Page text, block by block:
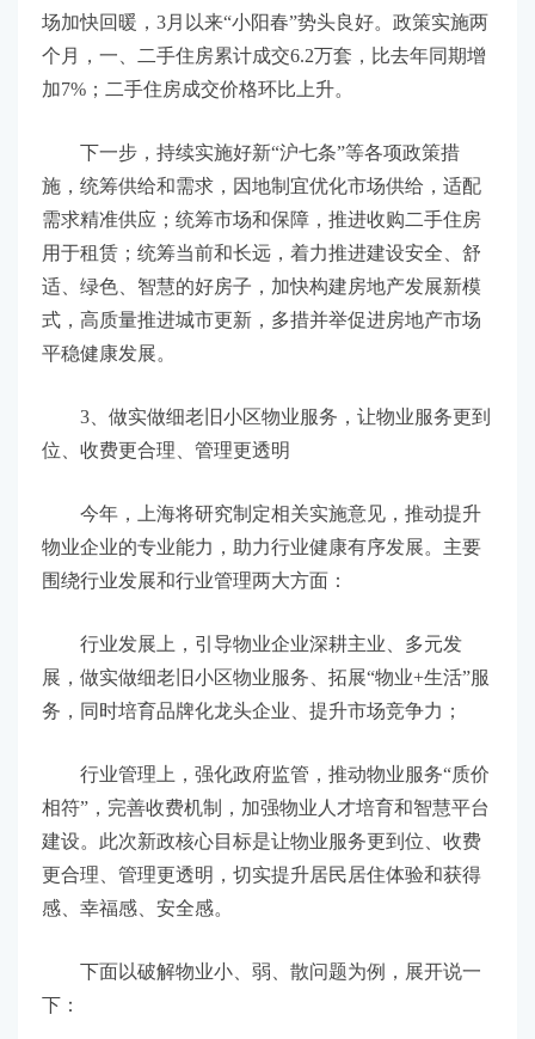
场加快回暖，3月以来“小阳春”势头良好。政策实施两
个月，一、二手住房累计成交6.2万套，比去年同期增
加7%；二手住房成交价格环比上升。
下一步，持续实施好新“沪七条”等各项政策措
施，统筹供给和需求，因地制宜优化市场供给，适配
需求精准供应；统筹市场和保障，推进收购二手住房
用于租赁；统筹当前和长远，着力推进建设安全、舒
适、绿色、智慧的好房子，加快构建房地产发展新模
式，高质量推进城市更新，多措并举促进房地产市场
平稳健康发展。
3、做实做细老旧小区物业服务，让物业服务更到
位、收费更合理、管理更透明
今年，上海将研究制定相关实施意见，推动提升
物业企业的专业能力，助力行业健康有序发展。主要
围绕行业发展和行业管理两大方面：
行业发展上，引导物业企业深耕主业、多元发
展，做实做细老旧小区物业服务、拓展“物业+生活”服
务，同时培育品牌化龙头企业、提升市场竞争力；
行业管理上，强化政府监管，推动物业服务“质价
相符”，完善收费机制，加强物业人才培育和智慧平台
建设。此次新政核心目标是让物业服务更到位、收费
更合理、管理更透明，切实提升居民居住体验和获得
感、幸福感、安全感。
下面以破解物业小、弱、散问题为例，展开说一
下：